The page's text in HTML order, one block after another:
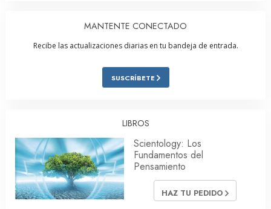
MANTENTE CONECTADO
Recibe las actualizaciones diarias en tu bandeja de entrada.
SUSCRÍBETE
LIBROS
Scientology: Los
Fundamentos del
Pensamiento
HAZ TU PEDIDO